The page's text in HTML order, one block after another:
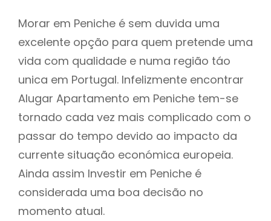
Morar em Peniche é sem duvida uma
excelente opção para quem pretende uma
vida com qualidade e numa região táo
unica em Portugal. Infelizmente encontrar
Alugar Apartamento em Peniche tem-se
tornado cada vez mais complicado com o
passar do tempo devido ao impacto da
currente situação económica europeia.
Ainda assim Investir em Peniche é
considerada uma boa decisão no
momento atual.